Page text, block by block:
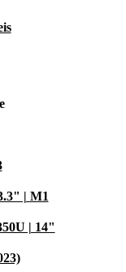
| M1
| 14"